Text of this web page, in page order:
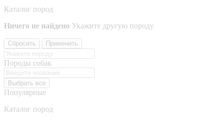
Каталог пород
Ничего не найдено Укажите другую породу
Сбросить Применить
Породы собак
Выбрать все
Популярные
Каталог пород